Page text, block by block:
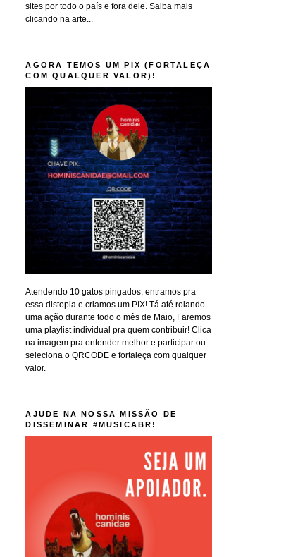
sites por todo o país e fora dele. Saiba mais
clicando na arte...
AGORA TEMOS UM PIX (FORTALEÇA
COM QUALQUER VALOR)!
Atendendo 10 gatos pingados, entramos pra
essa distopia e criamos um PIX! Tá até rolando
uma ação durante todo o mês de Maio, Faremos
uma playlist individual pra quem contribuir! Clica
na imagem pra entender melhor e participar ou
seleciona o QRCODE e fortaleça com qualquer
valor.
AJUDE NA NOSSA MISSÃO DE
DISSEMINAR #MUSICABR!